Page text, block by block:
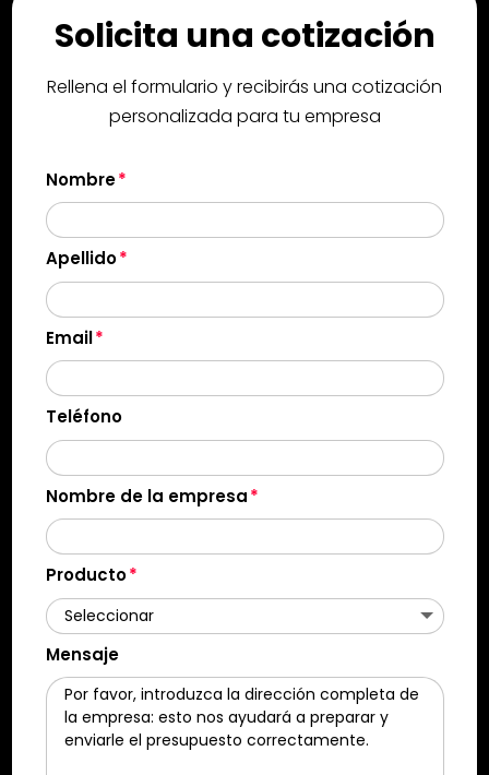
Solicita una cotización
Rellena el formulario y recibirás una cotización
personalizada para tu empresa
Nombre
Apellido
Email
Teléfono
Nombre de la empresa
Producto
Mensaje